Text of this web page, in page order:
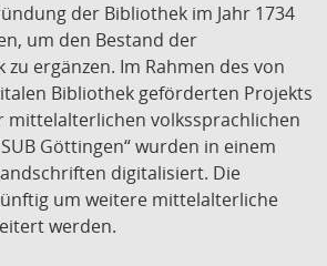
der Bibliothek im Jahr 1734
um den Bestand der
ergänzen. Im Rahmen des von
Bibliothek geförderten Projekts
mittelalterlichen volkssprachlichen
Göttingen“ wurden in einem
digitalisiert. Die
um weitere mittelalterliche
werden.